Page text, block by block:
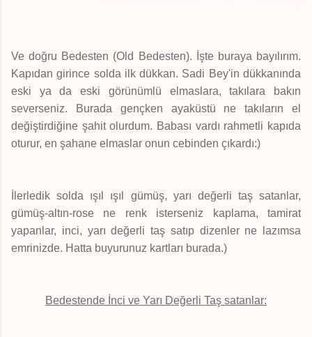
Ve doğru Bedesten (Old Bedesten). İşte buraya bayılırım.
Kapıdan girince solda ilk dükkan. Sadi Bey'in dükkanında
eski ya da eski görünümlü elmaslara, takılara bakın
severseniz. Burada gençken ayaküstü ne takıların el
değiştirdiğine şahit olurdum. Babası vardı rahmetli kapıda
oturur, en şahane elmaslar onun cebinden çıkardı:)
İlerledik solda ışıl ışıl gümüş, yarı değerli taş satanlar,
gümüş-altın-rose ne renk isterseniz kaplama, tamirat
yapanlar, inci, yarı değerli taş satıp dizenler ne lazımsa
emrinizde. Hatta buyurunuz kartları burada.)
Bedestende İnci ve Yarı Değerli Taş satanlar: